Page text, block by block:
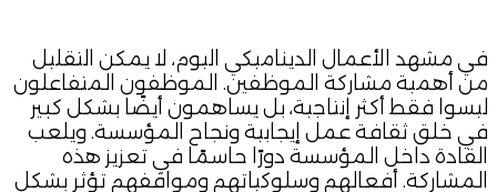
في مشهد الأعمال الديناميكي اليوم، لا يمكن التقليل
من أهمية مشاركة الموظفين. الموظفون المتفاعلون
ليسوا فقط أكثر إنتاجية، بل يساهمون أيضًا بشكل كبير
في خلق ثقافة عمل إيجابية ونجاح المؤسسة. ويلعب
القادة داخل المؤسسة دورًا حاسمًا في تعزيز هذه
المشاركة. أفعالهم وسلوكياتهم ومواقفهم تؤثر بشكل